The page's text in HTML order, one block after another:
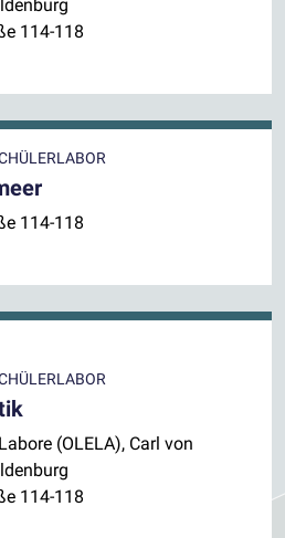
114-118
114-118
(OLELA), Carl von
114-118